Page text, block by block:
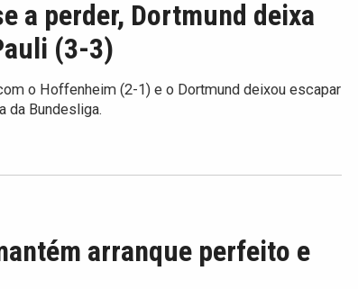
a perder, Dortmund deixa
(3-3)
o Hoffenheim (2-1) e o Dortmund deixou escapar
da Bundesliga.
arranque perfeito e